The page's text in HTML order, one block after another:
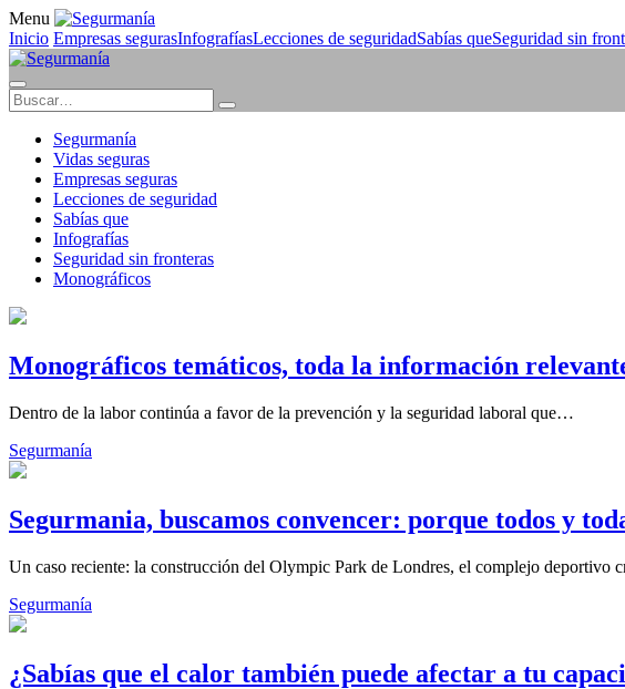
Menu
Inicio Empresas segurasInfografíasLecciones de seguridadSabías queSeguridad sin
Segurmanía
Vidas seguras
Empresas seguras
Lecciones de seguridad
Sabías que
Infografías
Seguridad sin fronteras
Monográficos
Monográficos temáticos, toda la información
Dentro de la labor continúa a favor de la prevención y la seguridad laboral que…
Segurmanía
Segurmania, buscamos convencer: porque todos y
Un caso reciente: la construcción del Olympic Park de Londres, el complejo deportivo
Segurmanía
¿Sabías que el calor también puede afectar a tu